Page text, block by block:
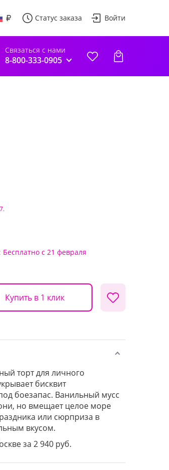
Статус заказа Войти
Связаться с нами
8-800-333-0905
Бесплатно с 21 февраля
Купить в 1 клик
торт для личного
бисквит
боезапас. Ванильный мусс
но вмещает целое море
или сюрприза в
вкусом.
за 2 940 руб.